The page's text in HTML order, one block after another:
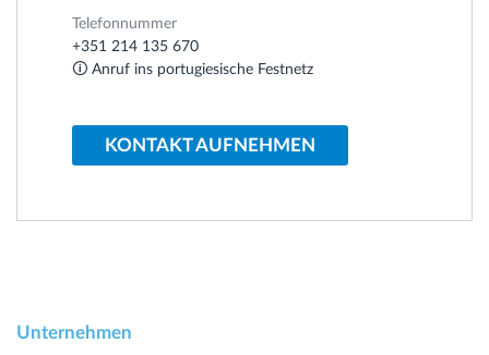
Telefonnummer
+351 214 135 670
🛈 Anruf ins portugiesische Festnetz
KONTAKT AUFNEHMEN
Unternehmen